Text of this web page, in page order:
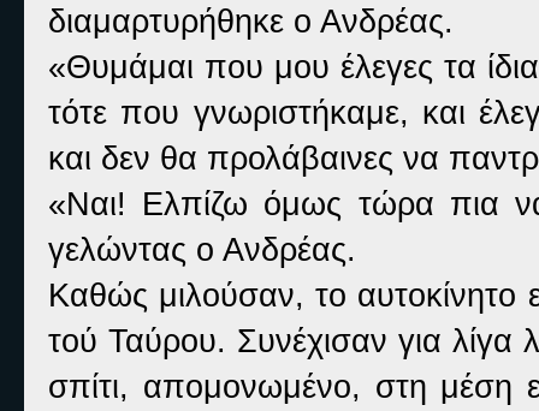
διαμαρτυρήθηκε ο Ανδρέας.
«Θυμάμαι που μου έλεγες τα
τότε που γνωριστήκαμε, και
και δεν θα προλάβαινες να
«Ναι! Ελπίζω όμως τώρα πια
γελώντας ο Ανδρέας.
Καθώς μιλούσαν, το αυτοκίνητο
τού Ταύρου. Συνέχισαν για
σπίτι, απομονωμένο, στη μέση